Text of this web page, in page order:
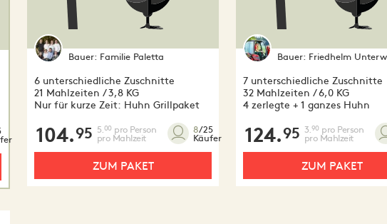
Bauer: Familie Paletta
6 unterschiedliche Zuschnitte
21 Mahlzeiten / 3,8 KG
Nur für kurze Zeit: Huhn Grillpaket
104.95 5. 00 pro Person
pro Mahlzeit
8/25
Käufer
ZUM PAKET
Bauer: Friedhelm
7 unterschiedliche Zuschnitte
32 Mahlzeiten / 6,0 KG
4 zerlegte + 1 ganzes Huhn
124.95 3. 90 pro Person
pro Mahlzeit
ZUM PAKET